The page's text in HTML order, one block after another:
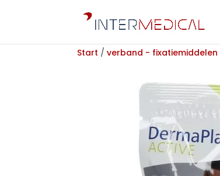
Start / verband - fixatiemiddelen